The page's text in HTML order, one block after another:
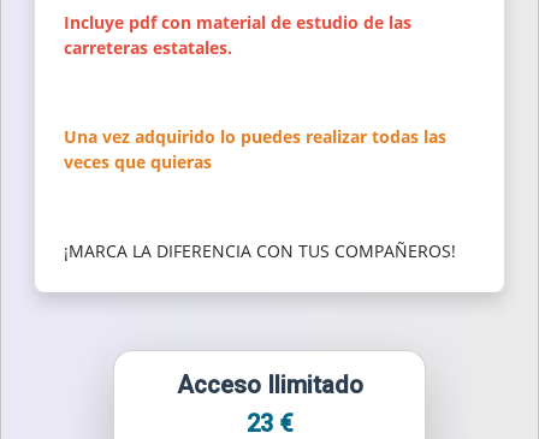
Incluye pdf con material de estudio de las
carreteras estatales.
Una vez adquirido lo puedes realizar todas las
veces que quieras
¡MARCA LA DIFERENCIA CON TUS COMPAÑEROS!
Acceso Ilimitado
23 €